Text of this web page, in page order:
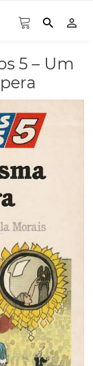
search person_outline
5 – Um